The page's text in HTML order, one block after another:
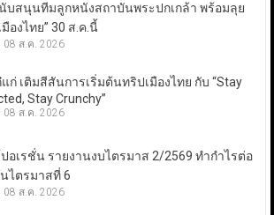
นับสนุนทีมลูกหนังสถาบันพระปกเกล้า พร้อมลุย
มืองไทย” 30 ส.ค.นี้
08 ส.ค. 2026
ก่ เติมสีสันการเริ่มต้นทริปเมืองไทย กับ “Stay
Stay Crunchy”
08 ส.ค. 2026
อเรชั่น รายงานงบไตรมาส 2/2569 ทำกำไรต่อ
นไตรมาสที่ 6
08 ส.ค. 2026